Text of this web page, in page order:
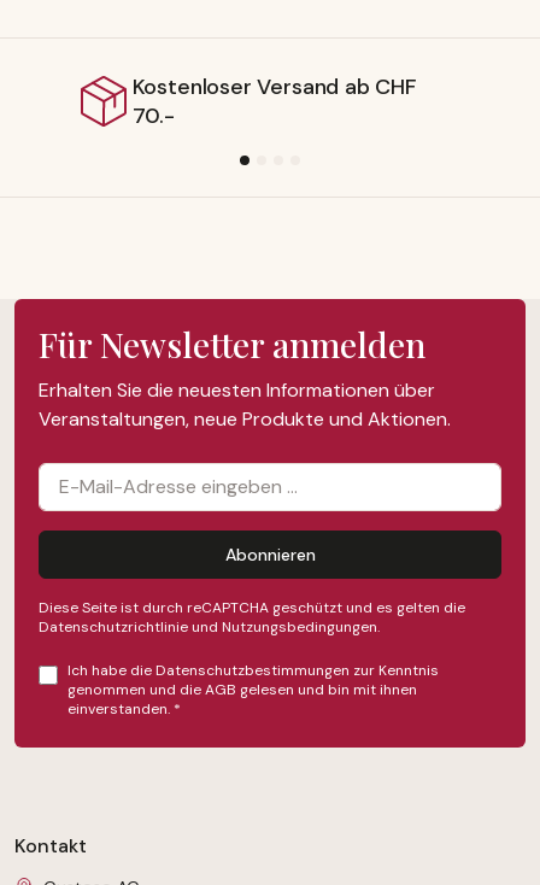
Lieferbar ab Schweizer Lager
Für Newsletter anmelden
Erhalten Sie die neuesten Informationen über
Veranstaltungen, neue Produkte und Aktionen.
Abonnieren
Diese Seite ist durch reCAPTCHA geschützt und es gelten die
Datenschutzrichtlinieund Nutzungsbedingungen.
Ich habe dieDatenschutzbestimmungen zur Kenntnis
genommen und dieAGB gelesen und bin mit ihnen
einverstanden. *
Kontakt